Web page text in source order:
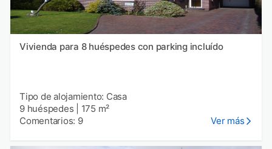
Vivienda para 8 huéspedes con parking incluído
Tipo de alojamiento: Casa
9 huéspedes
175 m²
Comentarios: 9
Ver más